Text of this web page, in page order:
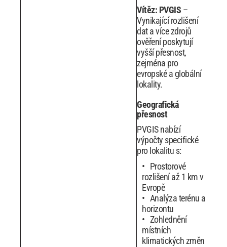
Vítěz: PVGIS –
Vynikající rozlišení
dat a více zdrojů
ověření poskytují
vyšší přesnost,
zejména pro
evropské a globální
lokality.
Geografická
přesnost
PVGIS nabízí
výpočty specifické
pro lokalitu s:
Prostorové
rozlišení až 1 km v
Evropě
Analýza terénu a
horizontu
Zohlednění
místních
klimatických změn